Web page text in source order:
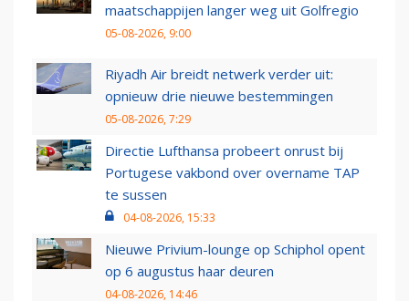
maatschappijen langer weg uit Golfregio
05-08-2026, 9:00
Riyadh Air breidt netwerk verder uit:
opnieuw drie nieuwe bestemmingen
05-08-2026, 7:29
Directie Lufthansa probeert onrust bij
Portugese vakbond over overname TAP
te sussen
04-08-2026, 15:33
Nieuwe Privium-lounge op Schiphol opent
op 6 augustus haar deuren
04-08-2026, 14:46